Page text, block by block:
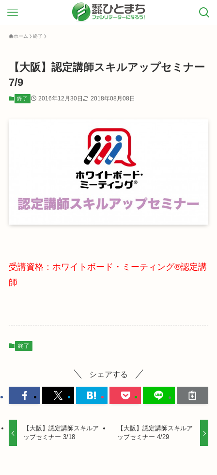
ホーム 終了
【大阪】認定講師スキルアップセミナー
7/9
終了 2016年12月30日 2018年08月08日
受講資格：ホワイトボード・ミーティング®認定講
師
終了
シェアする
【大阪】認定講師スキルア
ップセミナー 3/18
【大阪】認定講師スキルア
ップセミナー 4/29